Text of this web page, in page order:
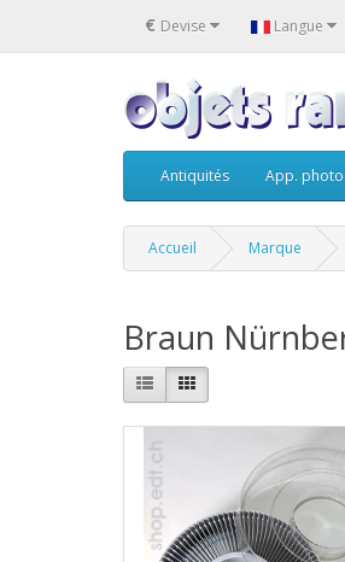
€ Devise Langue
Antiquités App.
Accueil Marque
Braun